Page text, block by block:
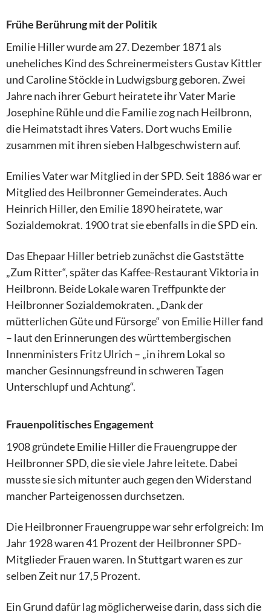
Frühe Berührung mit der Politik
Emilie Hiller wurde am 27. Dezember 1871 als
uneheliches Kind des Schreinermeisters Gustav Kittler
und Caroline Stöckle in Ludwigsburg geboren. Zwei
Jahre nach ihrer Geburt heiratete ihr Vater Marie
Josephine Rühle und die Familie zog nach Heilbronn,
die Heimatstadt ihres Vaters. Dort wuchs Emilie
zusammen mit ihren sieben Halbgeschwistern auf.
Emilies Vater war Mitglied in der SPD. Seit 1886 war er
Mitglied des Heilbronner Gemeinderates. Auch
Heinrich Hiller, den Emilie 1890 heiratete, war
Sozialdemokrat. 1900 trat sie ebenfalls in die SPD ein.
Das Ehepaar Hiller betrieb zunächst die Gaststätte
„Zum Ritter“, später das Kaffee-Restaurant Viktoria in
Heilbronn. Beide Lokale waren Treffpunkte der
Heilbronner Sozialdemokraten. „Dank der
mütterlichen Güte und Fürsorge“ von Emilie Hiller fand
– laut den Erinnerungen des württembergischen
Innenministers Fritz Ulrich – „in ihrem Lokal so
mancher Gesinnungsfreund in schweren Tagen
Unterschlupf und Achtung“.
Frauenpolitisches Engagement
1908 gründete Emilie Hiller die Frauengruppe der
Heilbronner SPD, die sie viele Jahre leitete. Dabei
musste sie sich mitunter auch gegen den Widerstand
mancher Parteigenossen durchsetzen.
Die Heilbronner Frauengruppe war sehr erfolgreich: Im
Jahr 1928 waren 41 Prozent der Heilbronner SPD-
Mitglieder Frauen waren. In Stuttgart waren es zur
selben Zeit nur 17,5 Prozent.
Ein Grund dafür lag möglicherweise darin, dass sich die